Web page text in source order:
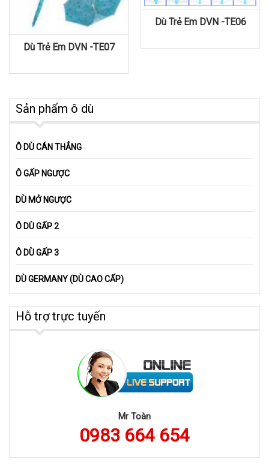
Dù Trẻ Em DVN -TE07
Dù Trẻ Em DVN -TE06
Sản phẩm ô dù
Ô DÙ CÁN THẲNG
Ô GẤP NGƯỢC
DÙ MỞ NGƯỢC
Ô DÙ GẤP 2
Ô DÙ GẤP 3
DÙ GERMANY (DÙ CAO CẤP)
Hỗ trợ trực tuyến
Mr Toàn
0983 664 654